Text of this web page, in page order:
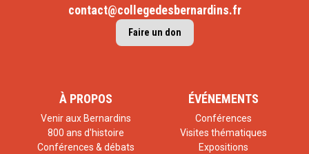
contact@collegedesbernardins.fr
Faire un don
À PROPOS
Venir aux Bernardins
800 ans d'histoire
Conférences & débats
ÉVÉNEMENTS
Conférences
Visites thématiques
Expositions